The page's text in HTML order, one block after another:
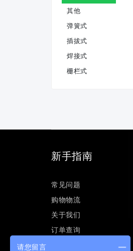
其他
弹簧式
插拔式
焊接式
栅栏式
新手指南
常见问题
购物物流
关于我们
订单查询
请您留言